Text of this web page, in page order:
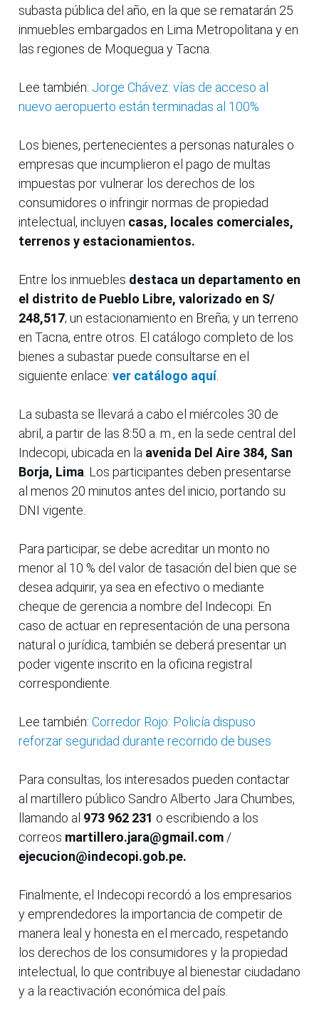
subasta pública del año, en la que se rematarán 25
inmuebles embargados en Lima Metropolitana y en
las regiones de Moquegua y Tacna.
Lee también: Jorge Chávez: vías de acceso al
nuevo aeropuerto están terminadas al 100%
Los bienes, pertenecientes a personas naturales o
empresas que incumplieron el pago de multas
impuestas por vulnerar los derechos de los
consumidores o infringir normas de propiedad
intelectual, incluyen casas, locales comerciales,
terrenos y estacionamientos.
Entre los inmuebles destaca un departamento en
el distrito de Pueblo Libre, valorizado en S/
248,517; un estacionamiento en Breña; y un terreno
en Tacna, entre otros. El catálogo completo de los
bienes a subastar puede consultarse en el
siguiente enlace: ver catálogo aquí.
La subasta se llevará a cabo el miércoles 30 de
abril, a partir de las 8:50 a. m., en la sede central del
Indecopi, ubicada en la avenida Del Aire 384, San
Borja, Lima . Los participantes deben presentarse
al menos 20 minutos antes del inicio, portando su
DNI vigente.
Para participar, se debe acreditar un monto no
menor al 10 % del valor de tasación del bien que se
desea adquirir, ya sea en efectivo o mediante
cheque de gerencia a nombre del Indecopi. En
caso de actuar en representación de una persona
natural o jurídica, también se deberá presentar un
poder vigente inscrito en la oficina registral
correspondiente.
Lee también: Corredor Rojo: Policía dispuso
reforzar seguridad durante recorrido de buses
Para consultas, los interesados pueden contactar
al martillero público Sandro Alberto Jara Chumbes,
llamando al 973 962 231 o escribiendo a los
correos martillero.jara@gmail.com /
ejecucion@indecopi.gob.pe.
Finalmente, el Indecopi recordó a los empresarios
y emprendedores la importancia de competir de
manera leal y honesta en el mercado, respetando
los derechos de los consumidores y la propiedad
intelectual, lo que contribuye al bienestar ciudadano
y a la reactivación económica del país.